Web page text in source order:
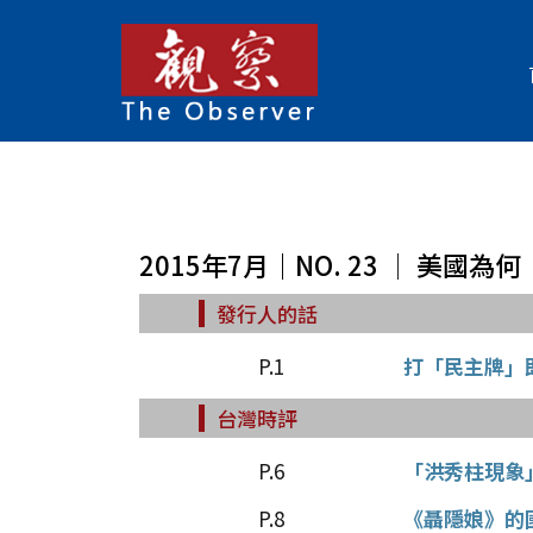
2015年7月｜NO. 23 │ 美國為何
發行人的話
P.1
打「民主牌」
台灣時評
P.6
「洪秀柱現
P.8
《聶隱娘》